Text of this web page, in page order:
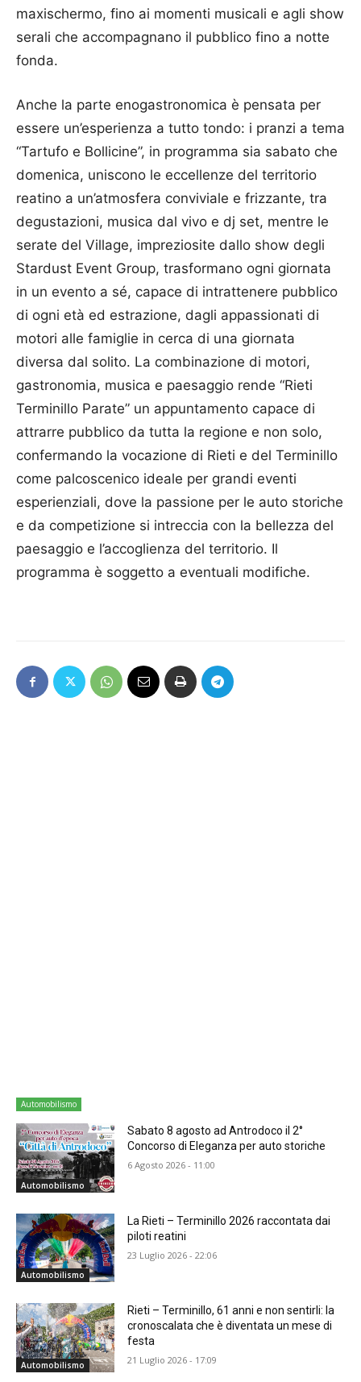
maxischermo, fino ai momenti musicali e agli show
serali che accompagnano il pubblico fino a notte
fonda.
Anche la parte enogastronomica è pensata per
essere un’esperienza a tutto tondo: i pranzi a tema
“Tartufo e Bollicine”, in programma sia sabato che
domenica, uniscono le eccellenze del territorio
reatino a un’atmosfera conviviale e frizzante, tra
degustazioni, musica dal vivo e dj set, mentre le
serate del Village, impreziosite dallo show degli
Stardust Event Group, trasformano ogni giornata
in un evento a sé, capace di intrattenere pubblico
di ogni età ed estrazione, dagli appassionati di
motori alle famiglie in cerca di una giornata
diversa dal solito. La combinazione di motori,
gastronomia, musica e paesaggio rende “Rieti
Terminillo Parate” un appuntamento capace di
attrarre pubblico da tutta la regione e non solo,
confermando la vocazione di Rieti e del Terminillo
come palcoscenico ideale per grandi eventi
esperienziali, dove la passione per le auto storiche
e da competizione si intreccia con la bellezza del
paesaggio e l’accoglienza del territorio. Il
programma è soggetto a eventuali modifiche.
Automobilismo
Automobilismo
Sabato 8 agosto ad Antrodoco il 2°
Concorso di Eleganza per auto storiche
6 Agosto 2026 - 11:00
Automobilismo
La Rieti – Terminillo 2026 raccontata dai
piloti reatini
23 Luglio 2026 - 22:06
Automobilismo
Rieti – Terminillo, 61 anni e non sentirli: la
cronoscalata che è diventata un mese di
festa
21 Luglio 2026 - 17:09